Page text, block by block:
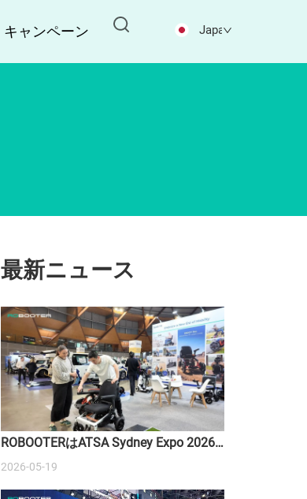
キャンペーン Japanese
最新ニュース
ROBOOTERはATSA Sydney Expo 2026
でスマートモビリティソリューション
を紹介します
2026-05-19